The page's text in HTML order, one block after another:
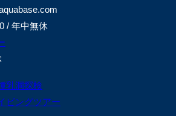
/ 年中無休
乳洞探検
ビングツアー